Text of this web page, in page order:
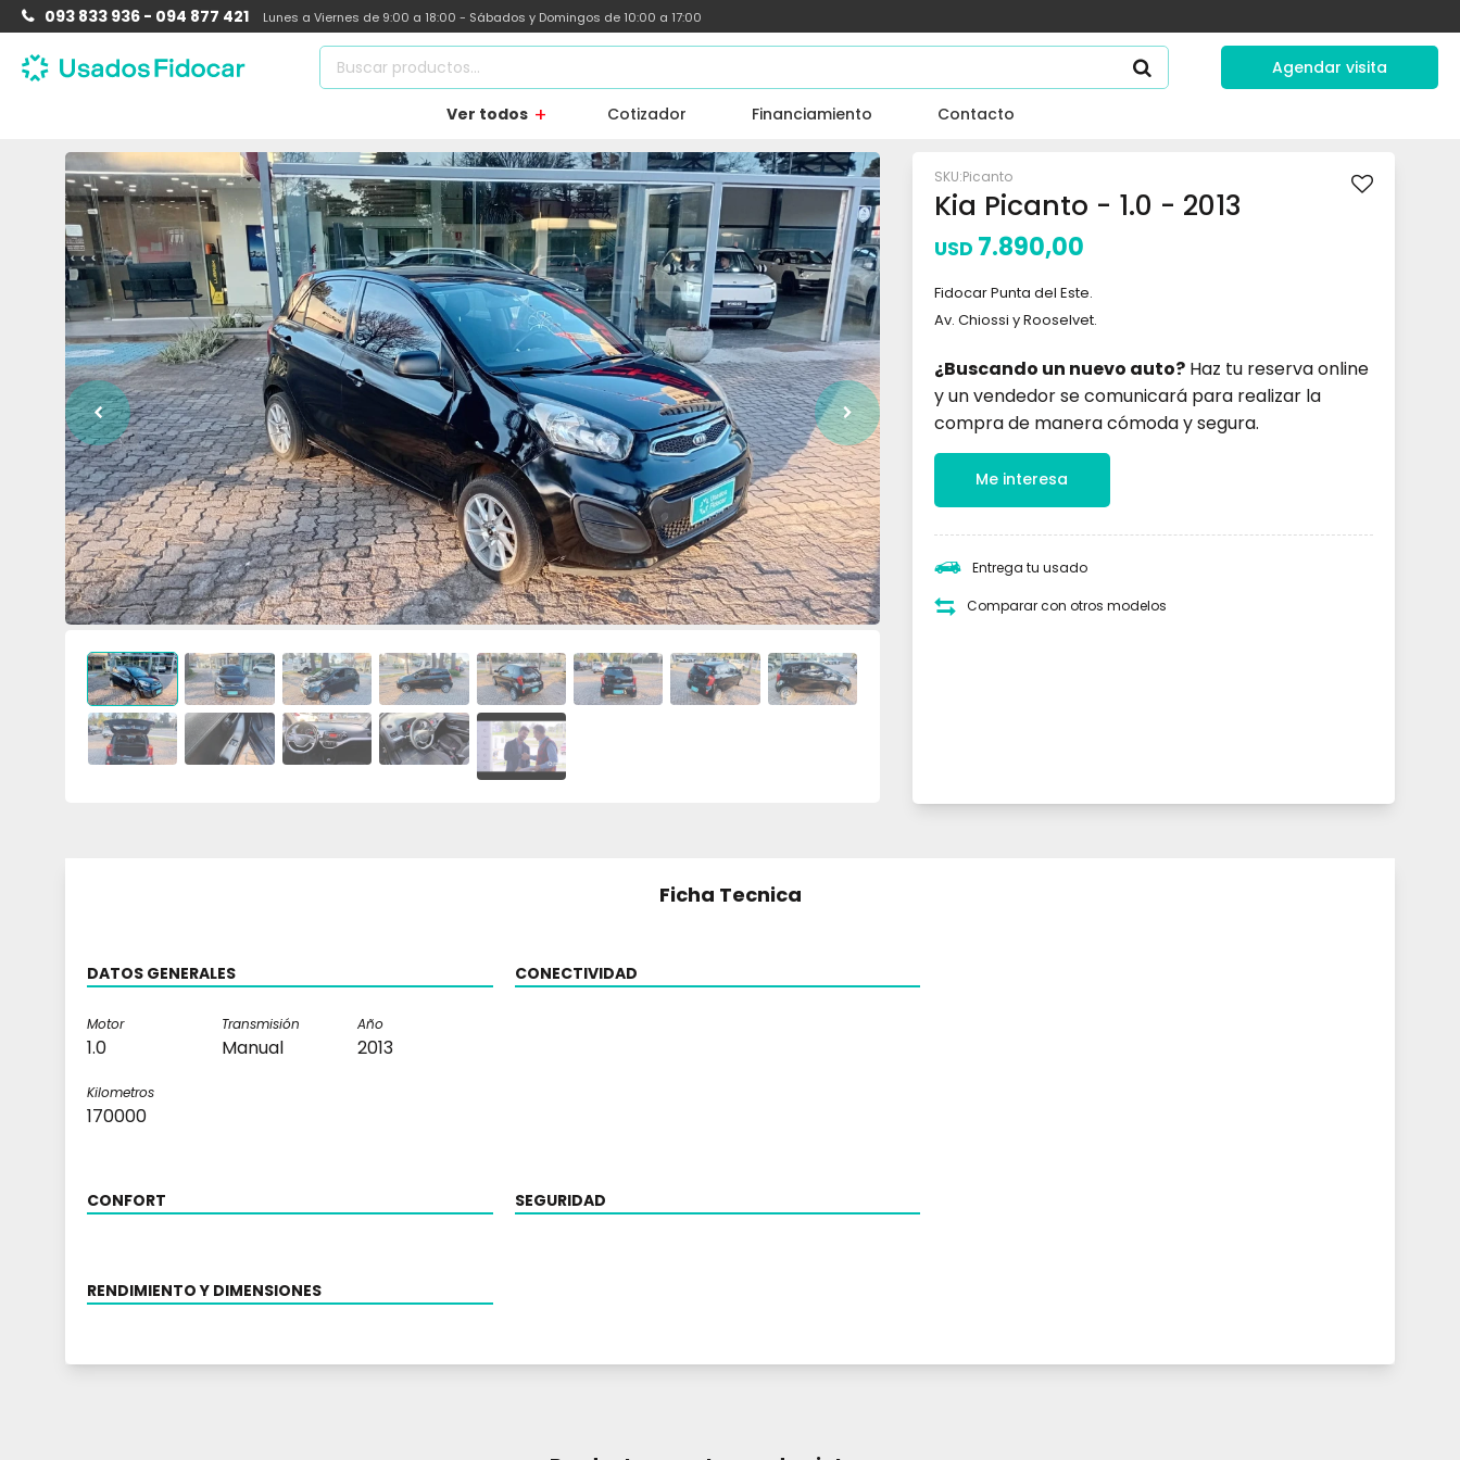
Ver todos Cotizador Financiamiento Contacto
Agendar visita
093 833 936 - 094 877 421 Lunes a Viernes de 9:00 a 18:00 - Sábados y Domingos de 10:00 a 17:00
Picanto
Kia Picanto - 1.0 - 2013
USD 7.890,00
Fidocar Punta del Este.
Av. Chiossi y Rooselvet.
¿Buscando un nuevo auto? Haz tu reserva online
y un vendedor se comunicará para realizar la
compra de manera cómoda y segura.
Me interesa
Entrega tu usado
Comparar con otros modelos
Ficha Tecnica
DATOS GENERALES
Motor
1.0
Transmisión
Manual
Año
2013
Kilometros
170000
CONECTIVIDAD
CONFORT SEGURIDAD
RENDIMIENTO Y DIMENSIONES